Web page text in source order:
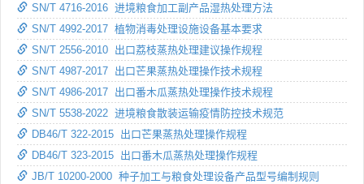
SN/T 4716-2016 进境粮食加工副产品湿热处理方法
SN/T 4992-2017 植物消毒处理设施设备基本要求
SN/T 2556-2010 出口荔枝蒸热处理建议操作规程
SN/T 4987-2017 出口芒果蒸热处理操作技术规程
SN/T 4986-2017 出口番木瓜蒸热处理操作技术规程
SN/T 5538-2022 进境粮食散装运输疫情防控技术规范
DB46/T 322-2015 出口芒果蒸热处理操作规程
DB46/T 323-2015 出口番木瓜蒸热处理操作规程
JB/T 10200-2000 种子加工与粮食处理设备产品型号编制规则